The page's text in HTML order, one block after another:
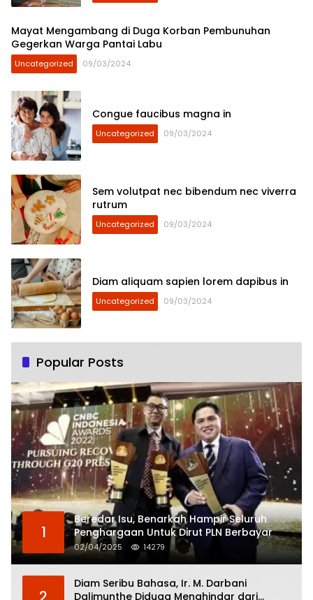
Mayat Mengambang di Duga Korban Pembunuhan
Gegerkan Warga Pantai Labu
Uncategorized 09/03/2024
Congue faucibus magna in
Uncategorized 09/03/2024
Sem volutpat nec bibendum nec viverra
rutrum
Uncategorized 09/03/2024
Diam aliquam sapien lorem dapibus in
Uncategorized 09/03/2024
Popular Posts
1
Beredar Isu, Benarkah Hampir Seluruh
Penghargaan Untuk Dirut PLN Berbayar
02/04/2025 14279
Diam Seribu Bahasa, Ir. M. Darbani
Dalimunthe Diduga Menghindar dari